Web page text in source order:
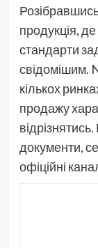
продукція,
стандарти
свідомішим.
кількох
продажу
документи,
офіційні